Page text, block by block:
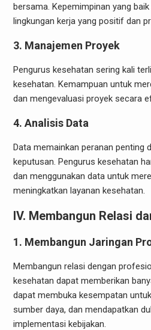
bersama. Kepemimpinan yang
lingkungan kerja yang positif dan
3. Manajemen Proyek
Pengurus kesehatan sering kali
kesehatan. Kemampuan untuk
dan mengevaluasi proyek secara
4. Analisis Data
Data memainkan peranan penting
keputusan. Pengurus kesehatan
dan menggunakan data untuk
meningkatkan layanan kesehatan.
IV. Membangun Relasi
1. Membangun Jaringan
Membangun relasi dengan
kesehatan dapat memberikan
dapat membuka kesempatan
sumber daya, dan mendapatkan
implementasi kebijakan.